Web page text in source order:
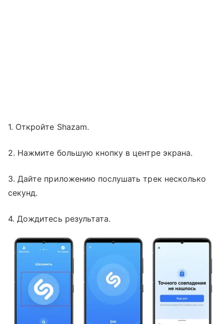
1. Откройте Shazam.
2. Нажмите большую кнопку в центре экрана.
3. Дайте приложению послушать трек несколько
секунд.
4. Дождитесь результата.